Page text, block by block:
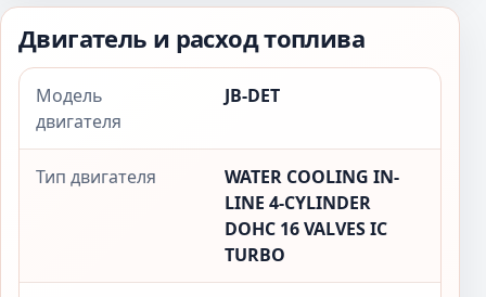
Двигатель и расход топлива
Модель
двигателя
JB-DET
Тип двигателя
WATER COOLING IN-
LINE 4-CYLINDER
DOHC 16 VALVES IC
TURBO